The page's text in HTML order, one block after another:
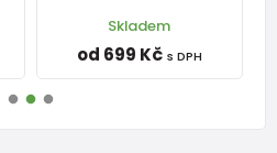
Skladem
od 699 Kč s DPH